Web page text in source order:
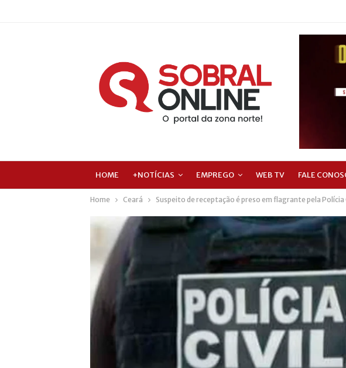
HOME +NOTÍCIAS EMPREGO WEB TV FALE
Home Ceará Suspeito de receptação é preso em flagrante pela